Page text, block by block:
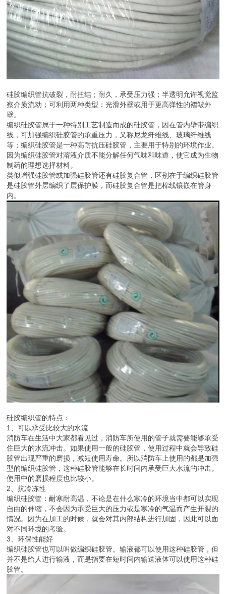
硅胶编织管抗破裂，耐扭结；耐久，承受压力强；半透明允许视觉监
察介质流动；可利用两种类型：光滑外壁或用于更高弹性的褶皱外
壁。
编织硅胶管属于一种特别工艺制造而成的硅胶管，因在管内壁带编织
线，可加强编织硅胶管的承重压力，又称尼龙纤维线、玻璃纤维线
等；编织硅胶管是一种高耐抗压硅胶管，主要用于特别的环境作业。
因为编织硅胶管对溶液介质不能分解任何气味和味道，使它成为生物
制药的理想选择材料。
类似增强硅胶管或加强硅胶管还有硅胶复合管，区别在于编织硅胶管
是硅胶管外层编织了层保护膜，而硅胶复合管是把棉线镶嵌在管身
内。
硅胶编织管的特点：
1、可以承受比较大的水流
消防车在生活中大家都看见过，消防车所使用的管子就需要能够承受
住巨大的水流冲击。如果使用一般的硅胶管，使用过程中就会导致硅
胶管出现严重的磨损，减短使用寿命。所以消防车上使用的都是加强
型的编织硅胶管，这种硅胶管能够在长时间内承受巨大水流的冲击。
使用中的磨损程度也比较小。
2、抗冷冻性
编织硅胶管：耐寒耐高温，不论是在什么寒冷的环境当中都可以实现
自由的伸缩，不会因为承受巨大的压力或是寒冷的气温而产生开裂的
情况。因为在加工的时候，就会对其内部结构进行加固，因此可以面
对不同环境的考验。
3、环保性能好
编织硅胶管也可以叫做编织硅胶管。输液都可以使用这种硅胶管，但
并不是给人进行输液，而是指要在短时间内输送液体可以使用这种硅
胶管。